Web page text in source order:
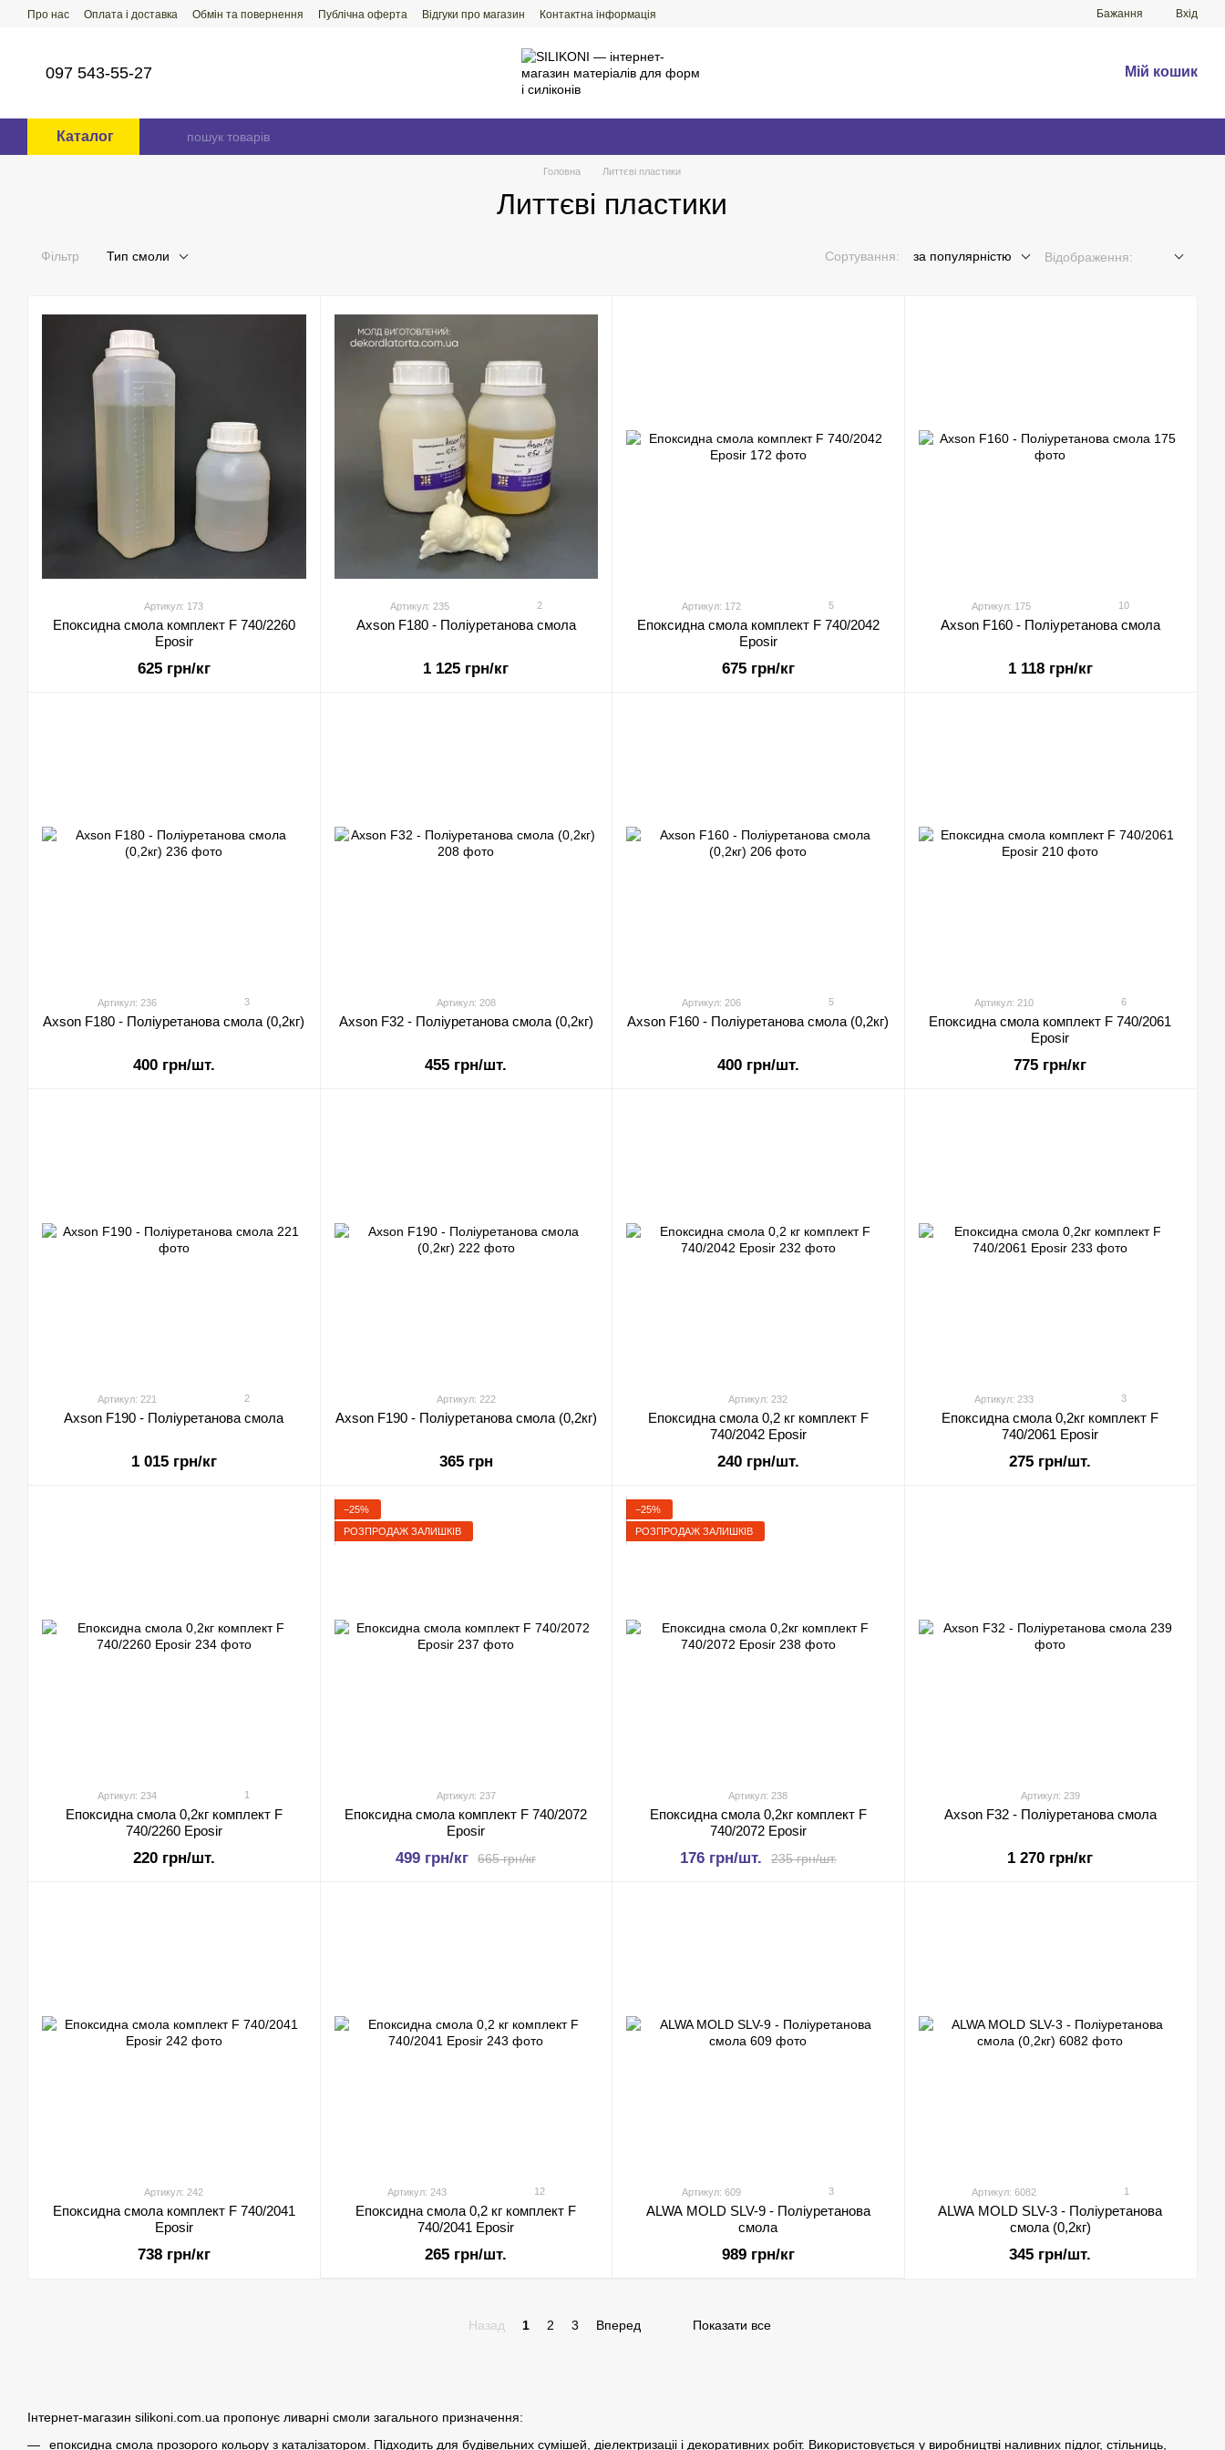
Перейти до основного контенту
Про нас Оплата і доставка Обмін та повернення Публічна оферта Відгуки про магазин Контактна інформація Бажання Вхід
097 543-55-27 Мій кошик
Каталог
Головна Литтєві пластики
Литтєві пластики
Фільтр Тип смоли Сортування: за популярністю Відображення:
Інтернет-магазин silikoni.com.ua пропонує ливарні смоли загального призначення:
епоксидна смола прозорого кольору з каталізатором. Підходить для будівельних сумішей, діелектризаціі і декоративних робіт. Використовується у виробництві наливних підлог, стільниць,
Артикул: 173
Епоксидна смола комплект F 740/2260
Eposir
625 грн/кг
Артикул: 235 2
Axson F180 - Поліуретанова смола
1 125 грн/кг
Артикул: 172 5
Епоксидна смола комплект F 740/2042
Eposir
675 грн/кг
Артикул: 175 10
Axson F160 - Поліуретанова смола
1 118 грн/кг
Артикул: 236 3
Axson F180 - Поліуретанова смола (0,2кг)
400 грн/шт.
Артикул: 208
Axson F32 - Поліуретанова смола (0,2кг)
455 грн/шт.
Артикул: 206 5
Axson F160 - Поліуретанова смола (0,2кг)
400 грн/шт.
Артикул: 210 6
Епоксидна смола комплект F 740/2061
Eposir
775 грн/кг
Артикул: 221 2
Axson F190 - Поліуретанова смола
1 015 грн/кг
Артикул: 222
Axson F190 - Поліуретанова смола (0,2кг)
365 грн
Артикул: 232
Епоксидна смола 0,2 кг комплект F
740/2042 Eposir
240 грн/шт.
Артикул: 233 3
Епоксидна смола 0,2кг комплект F
740/2061 Eposir
275 грн/шт.
Артикул: 234 1
Епоксидна смола 0,2кг комплект F
740/2260 Eposir
220 грн/шт.
−25%
РОЗПРОДАЖ ЗАЛИШКІВ
Артикул: 237
Епоксидна смола комплект F 740/2072
Eposir
665 грн/кг
499 грн/кг
−25%
РОЗПРОДАЖ ЗАЛИШКІВ
Артикул: 238
Епоксидна смола 0,2кг комплект F
740/2072 Eposir
235 грн/шт.
176 грн/шт.
Артикул: 239
Axson F32 - Поліуретанова смола
1 270 грн/кг
Артикул: 242
Епоксидна смола комплект F 740/2041
Eposir
738 грн/кг
Артикул: 243 12
Епоксидна смола 0,2 кг комплект F
740/2041 Eposir
265 грн/шт.
Артикул: 609 3
ALWA MOLD SLV-9 - Поліуретанова
смола
989 грн/кг
Артикул: 6082 1
ALWA MOLD SLV-3 - Поліуретанова
смола (0,2кг)
345 грн/шт.
Назад 1 2 3 Вперед Показати все